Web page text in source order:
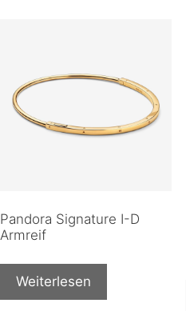
Pandora Signature I-D
Armreif
Weiterlesen